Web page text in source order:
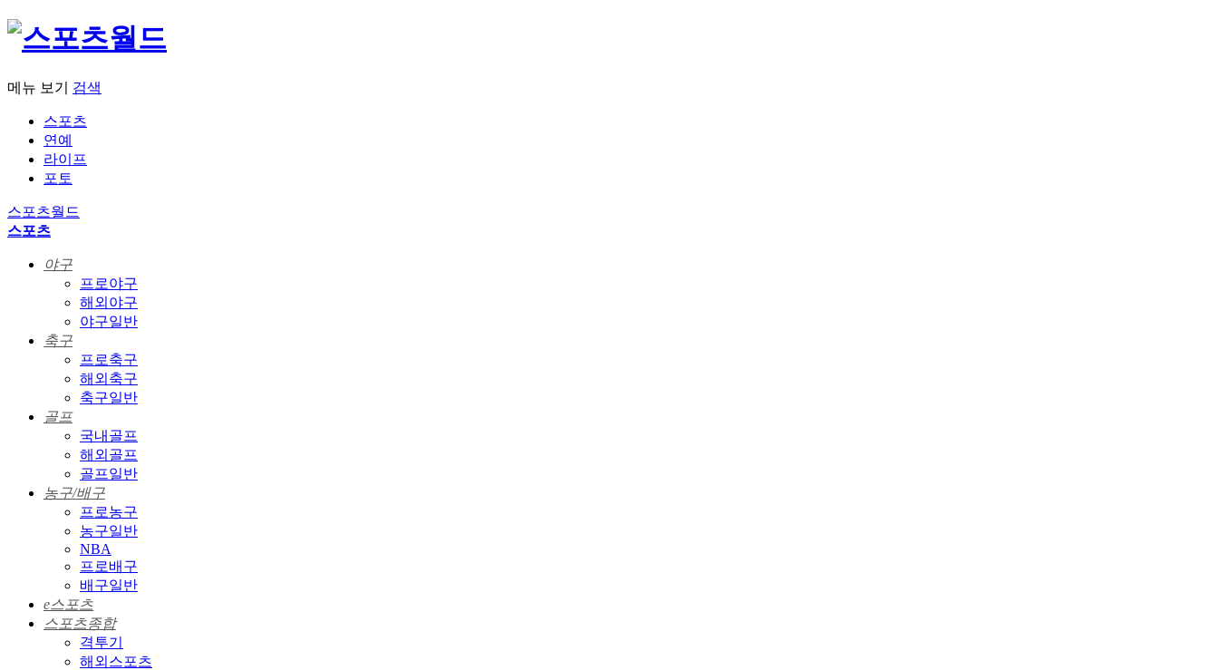
메뉴 보기 검색
스포츠
연예
라이프
포토
스포츠월드
스포츠
야구
프로야구
해외야구
야구일반
축구
프로축구
해외축구
축구일반
골프
국내골프
해외골프
골프일반
농구/배구
프로농구
농구일반
NBA
프로배구
배구일반
e스포츠
스포츠종합
격투기
해외스포츠